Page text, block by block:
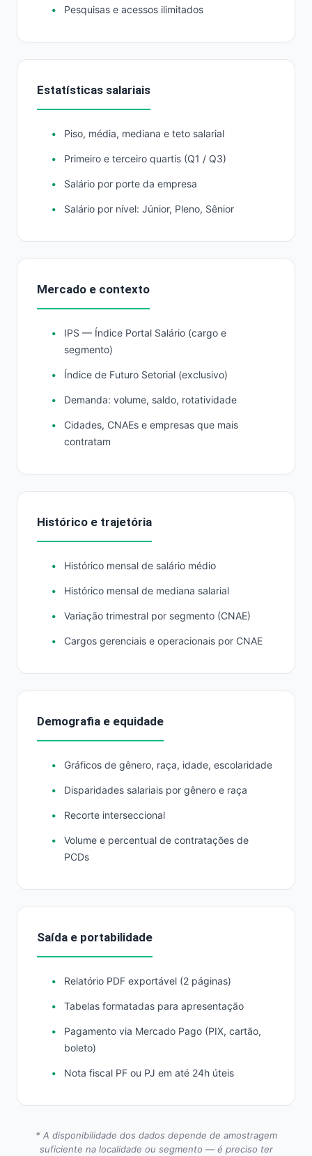
Pesquisas e acessos ilimitados
Estatísticas salariais
Piso, média, mediana e teto salarial
Primeiro e terceiro quartis (Q1 / Q3)
Salário por porte da empresa
Salário por nível: Júnior, Pleno, Sênior
Mercado e contexto
IPS — Índice Portal Salário (cargo e
segmento)
Índice de Futuro Setorial (exclusivo)
Demanda: volume, saldo, rotatividade
Cidades, CNAEs e empresas que mais
contratam
Histórico e trajetória
Histórico mensal de salário médio
Histórico mensal de mediana salarial
Variação trimestral por segmento (CNAE)
Cargos gerenciais e operacionais por CNAE
Demografia e equidade
Gráficos de gênero, raça, idade, escolaridade
Disparidades salariais por gênero e raça
Recorte interseccional
Volume e percentual de contratações de
PCDs
Saída e portabilidade
Relatório PDF exportável (2 páginas)
Tabelas formatadas para apresentação
Pagamento via Mercado Pago (PIX, cartão,
boleto)
Nota fiscal PF ou PJ em até 24h úteis
* A disponibilidade dos dados depende de amostragem
suficiente na localidade ou segmento — é preciso ter